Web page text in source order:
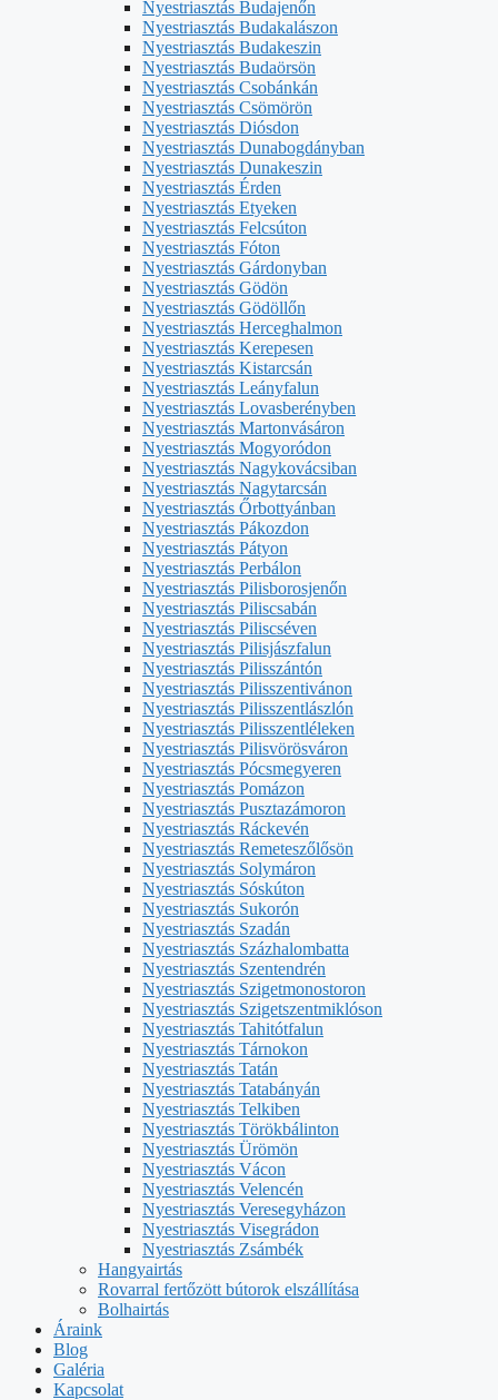
Nyestriasztás Budajenőn
Nyestriasztás Budakalászon
Nyestriasztás Budakeszin
Nyestriasztás Budaörsön
Nyestriasztás Csobánkán
Nyestriasztás Csömörön
Nyestriasztás Diósdon
Nyestriasztás Dunabogdányban
Nyestriasztás Dunakeszin
Nyestriasztás Érden
Nyestriasztás Etyeken
Nyestriasztás Felcsúton
Nyestriasztás Fóton
Nyestriasztás Gárdonyban
Nyestriasztás Gödön
Nyestriasztás Gödöllőn
Nyestriasztás Herceghalmon
Nyestriasztás Kerepesen
Nyestriasztás Kistarcsán
Nyestriasztás Leányfalun
Nyestriasztás Lovasberényben
Nyestriasztás Martonvásáron
Nyestriasztás Mogyoródon
Nyestriasztás Nagykovácsiban
Nyestriasztás Nagytarcsán
Nyestriasztás Őrbottyánban
Nyestriasztás Pákozdon
Nyestriasztás Pátyon
Nyestriasztás Perbálon
Nyestriasztás Pilisborosjenőn
Nyestriasztás Piliscsabán
Nyestriasztás Piliscséven
Nyestriasztás Pilisjászfalun
Nyestriasztás Pilisszántón
Nyestriasztás Pilisszentivánon
Nyestriasztás Pilisszentlászlón
Nyestriasztás Pilisszentléleken
Nyestriasztás Pilisvörösváron
Nyestriasztás Pócsmegyeren
Nyestriasztás Pomázon
Nyestriasztás Pusztazámoron
Nyestriasztás Ráckevén
Nyestriasztás Remeteszőlősön
Nyestriasztás Solymáron
Nyestriasztás Sóskúton
Nyestriasztás Sukorón
Nyestriasztás Szadán
Nyestriasztás Százhalombatta
Nyestriasztás Szentendrén
Nyestriasztás Szigetmonostoron
Nyestriasztás Szigetszentmiklóson
Nyestriasztás Tahitótfalun
Nyestriasztás Tárnokon
Nyestriasztás Tatán
Nyestriasztás Tatabányán
Nyestriasztás Telkiben
Nyestriasztás Törökbálinton
Nyestriasztás Ürömön
Nyestriasztás Vácon
Nyestriasztás Velencén
Nyestriasztás Veresegyházon
Nyestriasztás Visegrádon
Nyestriasztás Zsámbék
Hangyairtás
Rovarral fertőzött bútorok elszállítása
Bolhairtás
Áraink
Blog
Galéria
Kapcsolat